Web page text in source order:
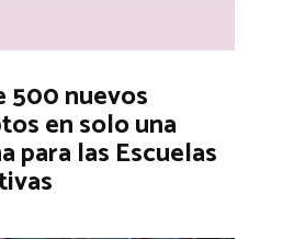
500 nuevos
en solo una
para las Escuelas